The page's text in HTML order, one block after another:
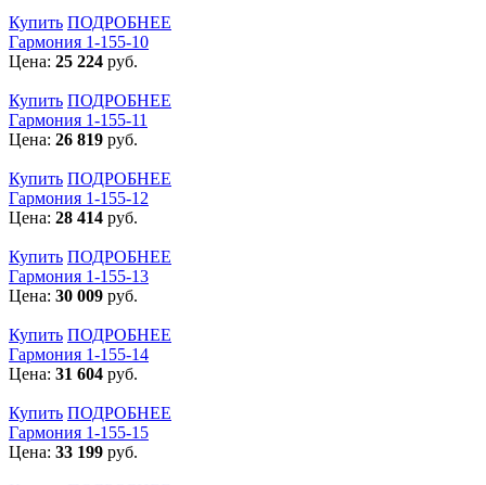
Купить ПОДРОБНЕЕ
Гармония 1-155-10
Цена: 25 224 руб.
Купить ПОДРОБНЕЕ
Гармония 1-155-11
Цена: 26 819 руб.
Купить ПОДРОБНЕЕ
Гармония 1-155-12
Цена: 28 414 руб.
Купить ПОДРОБНЕЕ
Гармония 1-155-13
Цена: 30 009 руб.
Купить ПОДРОБНЕЕ
Гармония 1-155-14
Цена: 31 604 руб.
Купить ПОДРОБНЕЕ
Гармония 1-155-15
Цена: 33 199 руб.